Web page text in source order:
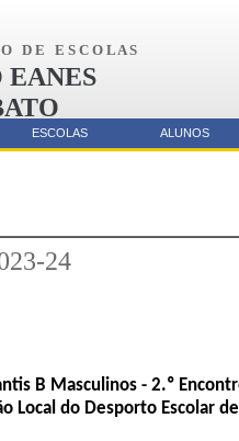
O D E E S C O L A S
EANES
24
B Masculinos - 2.º
Local do Desporto Escolar de
ESCOLAS ALUNOS